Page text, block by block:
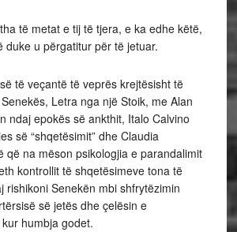
të metat e tij të tjera, e ka edhe këtë,
duke u përgatitur për të jetuar.
të veçantë të veprës krejtësisht të
Letra nga një Stoik, me Alan
ndaj epokës së ankthit, Italo Calvino
së “shqetësimit” dhe Claudia
që na mëson psikologjia e parandalimit
kontrollit të shqetësimeve tona të
rishikoni Senekën mbi shfrytëzimin
së jetës dhe çelësin e
humbja godet.